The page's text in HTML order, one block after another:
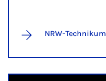
NRW-Technikum